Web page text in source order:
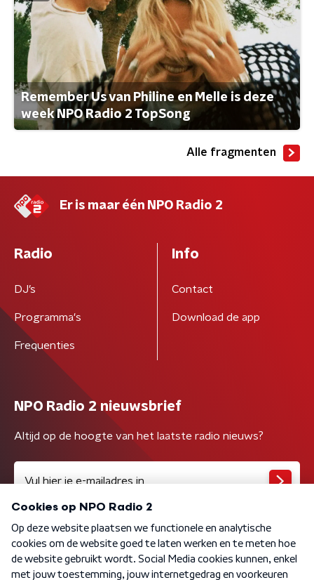
Remember Us van Philine en Melle is deze
week NPO Radio 2 TopSong
Alle fragmenten
Er is maar één NPO Radio 2
Radio
DJ’s
Programma's
Frequenties
Info
Contact
Download de app
NPO Radio 2 nieuwsbrief
Altijd op de hoogte van het laatste radio nieuws?
Algemene voorwaarden